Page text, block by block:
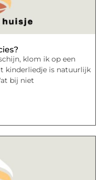
klom ik op een
kinderliedje is natuurlijk
bij niet